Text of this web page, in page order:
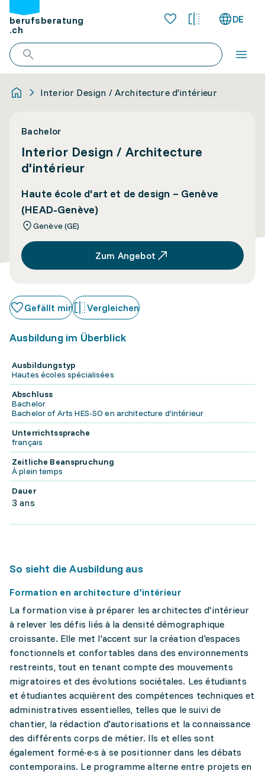
berufsberatung
.ch
DE
Interior Design / Architecture d'intérieur
Bachelor
Interior Design / Architecture
d'intérieur
Haute école d'art et de design – Genève
(HEAD-Genève)
Genève (GE)
Zum Angebot
Gefällt mir Vergleichen
Ausbildung im Überblick
Ausbildungstyp
Hautes écoles spécialisées
Abschluss
Bachelor
Bachelor of Arts HES-SO en architecture d'intérieur
Unterrichtssprache
français
Zeitliche Beanspruchung
À plein temps
Dauer
3 ans
So sieht die Ausbildung aus
Formation en architecture d'intérieur
La formation vise à préparer les architectes d'intérieur
à relever les défis liés à la densité démographique
croissante. Elle met l'accent sur la création d'espaces
fonctionnels et confortables dans des environnements
restreints, tout en tenant compte des mouvements
migratoires et des évolutions sociétales. Les étudiants
et étudiantes acquièrent des compétences techniques et
administratives essentielles, telles que le suivi de
chantier, la rédaction d'autorisations et la connaissance
des différents corps de métier. Ils et elles sont
également formé·e·s à se positionner dans les débats
contemporains. Le programme alterne entre projets en